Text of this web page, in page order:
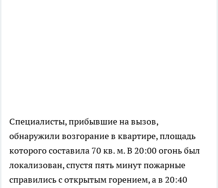
Специалисты, прибывшие на вызов,
обнаружили возгорание в квартире, площадь
которого составила 70 кв. м. В 20:00 огонь был
локализован, спустя пять минут пожарные
справились с открытым горением, а в 20:40